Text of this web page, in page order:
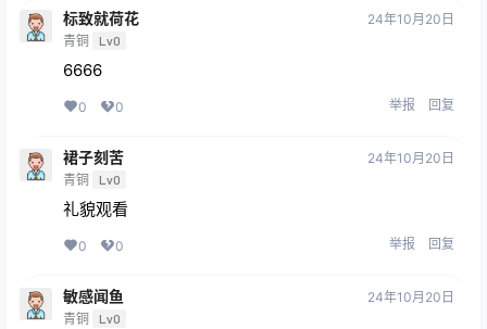
标致就荷花
青铜 Lv0
24年10月20日
6666
0 0 举报 回复
裙子刻苦
青铜 Lv0
24年10月20日
礼貌观看
0 0 举报 回复
敏感闻鱼
青铜 Lv0
24年10月20日